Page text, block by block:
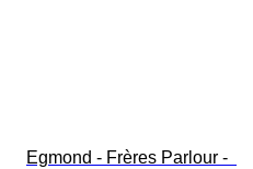
Egmond - Frères Parlour -